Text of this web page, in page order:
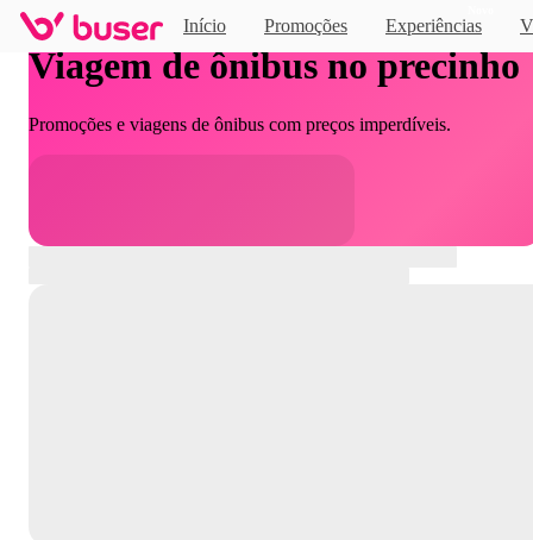
Início Promoções Experiências
Viagem de ônibus no precinho
Promoções e viagens de ônibus com preços imperdíveis.